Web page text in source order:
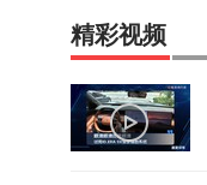
精彩视频